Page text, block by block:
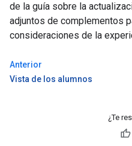
de la guía sobre la
adjuntos de complementos
consideraciones de la
Anterior
Vista de los alumnos
¿Te